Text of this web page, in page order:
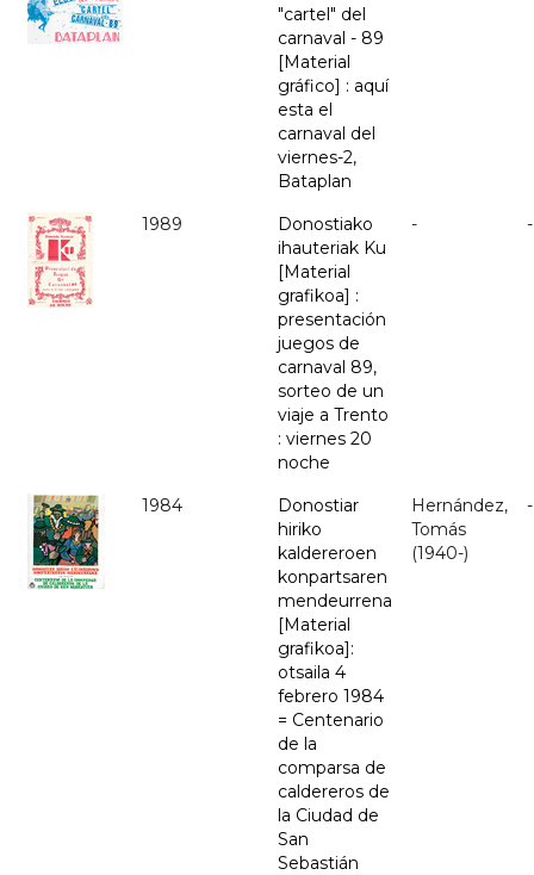
"cartel" del
carnaval - 89
[Material
gráfico] : aquí
esta el
carnaval del
viernes-2,
Bataplan
1989
Donostiako
ihauteriak Ku
[Material
grafikoa] :
presentación
juegos de
carnaval 89,
sorteo de un
viaje a Trento
: viernes 20
noche
- -
1984
Donostiar
hiriko
kaldereroen
konpartsaren
mendeurrena
[Material
grafikoa]:
otsaila 4
febrero 1984
= Centenario
de la
comparsa de
caldereros de
la Ciudad de
San
Sebastián
Hernández,
Tomás
(1940-)
-